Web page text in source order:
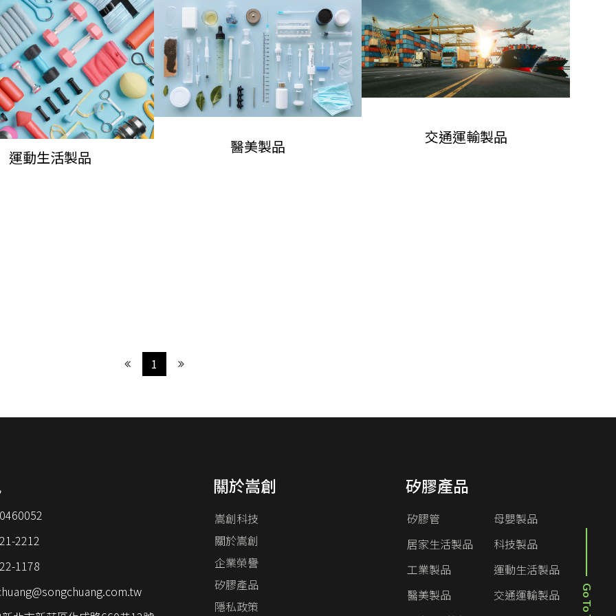
遊戲機保護套
鍵盤
電子錶帶
矽膠電線紮帶
運動生活製品
醫美製品 交通運輸製品
1
2212
1178
關於嵩創
嵩創科技
關於嵩創
企業榮譽
矽膠產品
隱私政策
矽膠產品
矽膠管
母嬰製品
居家生活製品
科技製品
工業製品
運動生活製品
醫美製品
交通運輸製品
Go To Top